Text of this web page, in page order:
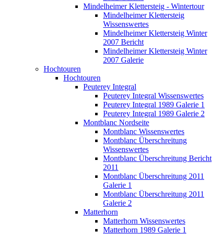
Mindelheimer Klettersteig - Wintertour
Mindelheimer Klettersteig
Wissenswertes
Mindelheimer Klettersteig Winter
2007 Bericht
Mindelheimer Klettersteig Winter
2007 Galerie
Hochtouren
Hochtouren
Peuterey Integral
Peuterey Integral Wissenswertes
Peuterey Integral 1989 Galerie 1
Peuterey Integral 1989 Galerie 2
Montblanc Nordseite
Montblanc Wissenswertes
Montblanc Überschreitung
Wissenswertes
Montblanc Überschreitung Bericht
2011
Montblanc Überschreitung 2011
Galerie 1
Montblanc Überschreitung 2011
Galerie 2
Matterhorn
Matterhorn Wissenswertes
Matterhorn 1989 Galerie 1